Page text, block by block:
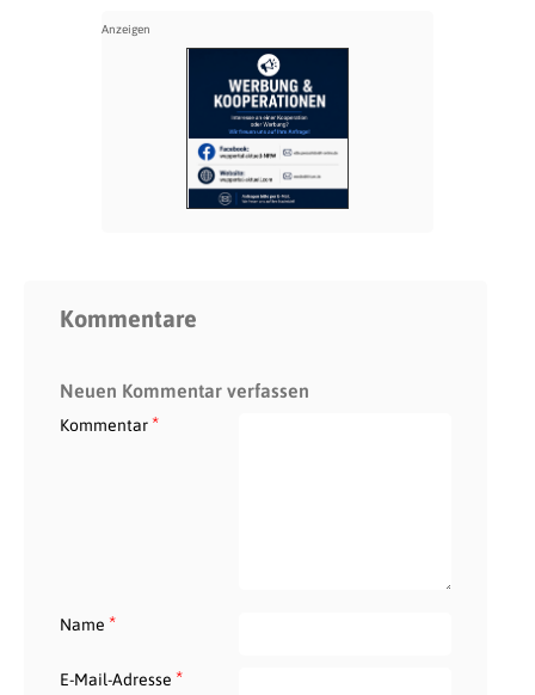
Kommentare
Neuen Kommentar verfassen
Kommentar*
Name *
E-Mail-Adresse *